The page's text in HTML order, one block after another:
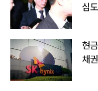
심
현
채